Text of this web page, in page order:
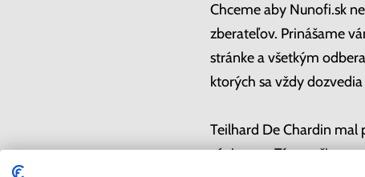
Chceme aby Nunofi.sk
zberateľov. Prinášame
stránke a všetkým
ktorých sa vždy
Teilhard De Chardin mal
záujmom. Tým našim